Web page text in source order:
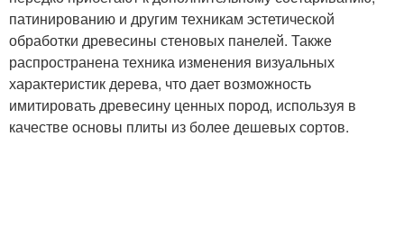
патинированию и другим техникам эстетической
обработки древесины стеновых панелей. Также
распространена техника изменения визуальных
характеристик дерева, что дает возможность
имитировать древесину ценных пород, используя в
качестве основы плиты из более дешевых сортов.